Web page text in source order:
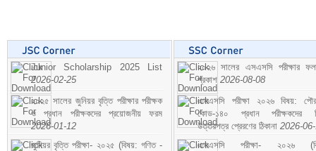
Junior Scholarship 2025 List
2026-02-25
২০২৫ সালের জুনিয়র বৃত্তি পরীক্ষার পরীক্ষক
ও প্রধান পরীক্ষকদের প্রয়োজনীয় ফরম
2026-01-12
জুনিয়র বৃত্তি পরীক্ষা- ২০২৫ (বিষয়: গণিত -
২০২৬ সালের এসএসসি পরীক্ষার
প্রকাশ 2026-08-08
এসএসসি পরীক্ষা ২০২৬ বিষয়:
কোড-১৪০ প্রধান পরীক্ষকদের
উত্তরপত্র প্রেরণের ঠিকানা 2026-
এসএসসি পরীক্ষা- ২০২৬